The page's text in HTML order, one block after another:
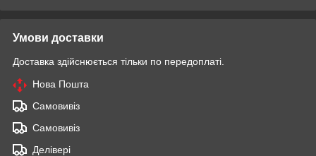
Умови доставки
Доставка здійснюється тільки по передоплаті.
Нова Пошта
Самовивіз
Самовивіз
Делівері